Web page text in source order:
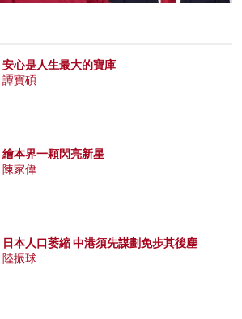
安心是人生最大的寶庫
譚寶碩
繪本界一顆閃亮新星
陳家偉
日本人口萎縮 中港須先謀劃免步其後塵
陸振球